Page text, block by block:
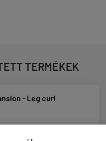
TERMÉKEK
- Leg curl